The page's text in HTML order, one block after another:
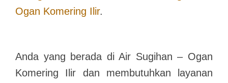
Ogan Komering Ilir.
Anda yang berada diAir Sugihan – Ogan
Komering Ilir dan membutuhkan layanan